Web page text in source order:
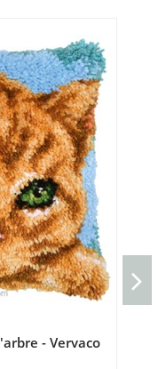
- Vervaco